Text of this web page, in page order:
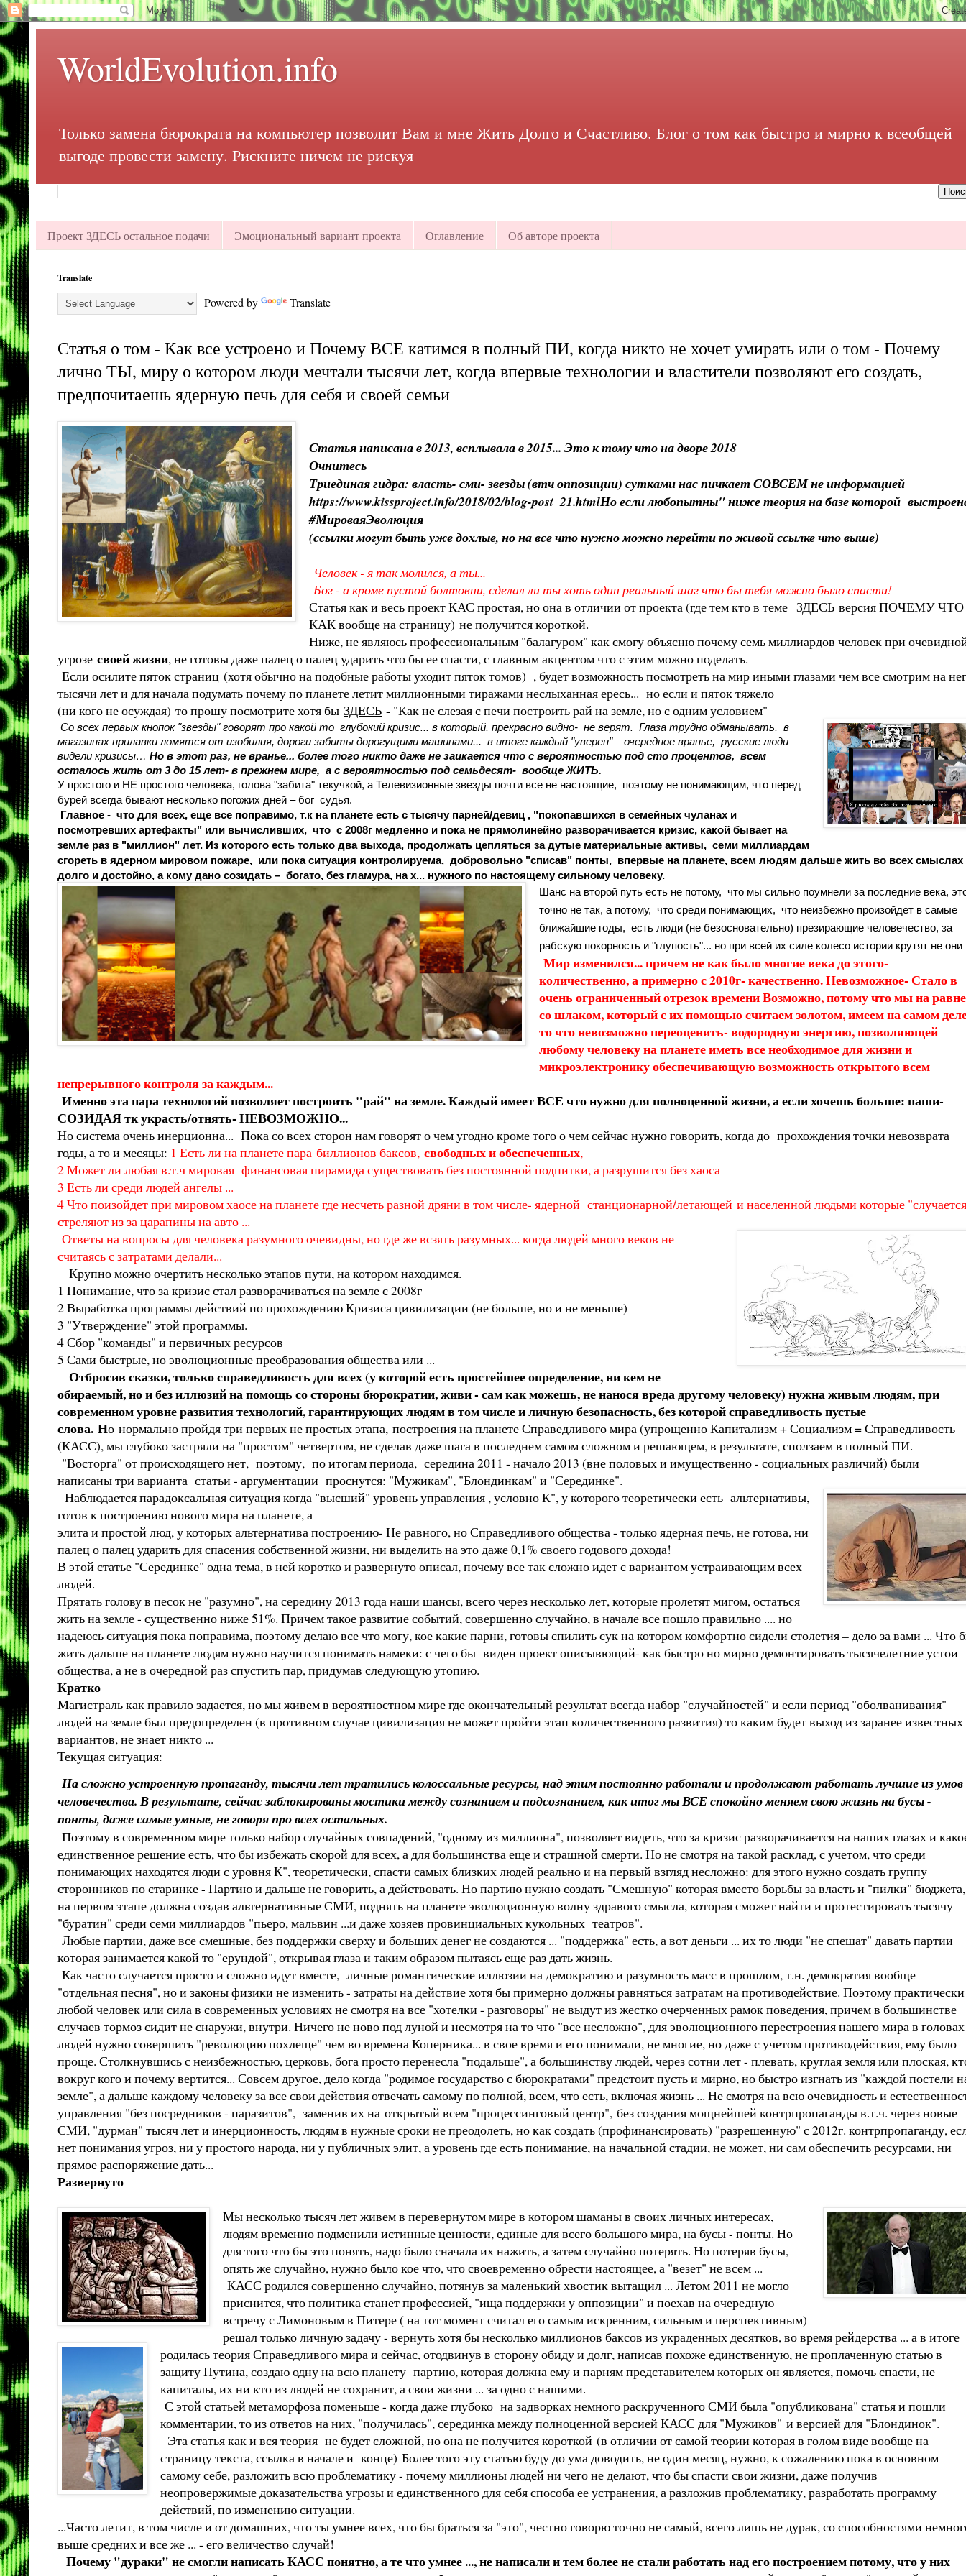
WorldEvolution.info
Только замена бюрократа на компьютер позволит Вам и мне Жить Долго и Счастливо. Блог о том как быстро и мирно к всеобщей
выгоде провести замену. Рискните ничем не рискуя
Проект ЗДЕСЬ остальное подачи Эмоциональный вариант проекта Оглавление Об авторе проекта
Translate
Powered by Translate
Статья о том - Как все устроено и Почему ВСЕ катимся в полный ПИ, когда никто не хочет умирать или о том - Почему
лично ТЫ, миру о котором люди мечтали тысячи лет, когда впервые технологии и властители позволяют его создать,
предпочитаешь ядерную печь для себя и своей семьи
Статья написана в 2013, всплывала в 2015... Это к тому что на дворе 2018
Очнитесь
Триединая гидра: власть- сми- звезды (втч оппозиции) сутками нас пичкает СОВСЕМ не информацией
https://www.kissproject.info/2018/02/blog-post_21.htmlНо если любопытны" ниже теория на базе которой
#МироваяЭволюция
(ссылки могут быть уже дохлые, но на все что нужно можно перейти по живой ссылке что выше)
Человек - я так молился, а ты...
Бог - а кроме пустой болтовни, сделал ли ты хоть один реальный шаг что бы тебя можно было спасти!
Статья как и весь проект КАС простая, но она в отличии от проекта (где тем кто в теме ЗДЕСЬ версия ПОЧЕМУ ЧТО
КАК вообще на страницу) не получится короткой.
Ниже, не являюсь профессиональным "балагуром" как смогу объясню почему семь миллиардов человек при
угрозе своей жизни, не готовы даже палец о палец ударить что бы ее спасти, с главным акцентом что с этим можно поделать.
Если осилите пяток страниц (хотя обычно на подобные работы уходит пяток томов) , будет возможность посмотреть на мир иными глазами чем все смотрим на
тысячи лет и для начала подумать почему по планете летит миллионными тиражами неслыханная ересь... но если и пяток тяжело
(ни кого не осуждая) то прошу посмотрите хотя бы ЗДЕСЬ - "Как не слезая с печи построить рай на земле, но с одним условием"
Со всех первых кнопок "звезды" говорят про какой то  глубокий кризис... в который, прекрасно видно-  не верят.  Глаза трудно обманывать,  в
магазинах прилавки ломятся от изобилия, дороги забиты дорогущими машинами...  в итоге каждый "уверен" – очередное вранье,  русские люди
видели кризисы… Но в этот раз, не вранье... более того никто даже не заикается что с вероятностью под сто процентов,  всем
осталось жить от 3 до 15 лет- в прежнем мире,  а с вероятностью под семьдесят-  вообще ЖИТЬ.
У простого и НЕ простого человека, голова "забита" текучкой, а Телевизионные звезды почти все не настоящие,  поэтому не понимающим, что перед
бурей всегда бывают несколько погожих дней – бог  судья.
посмотревших артефакты" или вычисливших,  что  с 2008г медленно и пока не прямолинейно разворачивается кризис, какой бывает на
земле раз в "миллион" лет. Из которого есть только два выхода, продолжать цепляться за дутые материальные активы,  семи миллиардам
сгореть в ядерном мировом пожаре,  или пока ситуация контролируема,  добровольно "списав" понты,  впервые на планете, всем людям дальше жить во всех смыслах
долго и достойно, а кому дано созидать –  богато, без гламура, на х... нужного по настоящему сильному человеку.
Шанс на второй путь есть не потому,  что мы сильно поумнели за последние века,
точно не так, а потому,  что среди понимающих,  что неизбежно произойдет в самые
ближайшие годы,  есть люди (не безосновательно) презирающие человечество, за
рабскую покорность и "глупость"... но при всей их силе
Мир изменился... причем не как было многие века до этого-
количественно, а примерно с 2010г- качественно. Невозможное- Стало в
очень ограниченный отрезок времени Возможно, потому что мы на равне
со шлаком, который с их помощью считаем золотом, имеем на самом
то что невозможно переоценить- водородную энергию, позволяющей
любому человеку на планете иметь все необходимое для жизни и
микроэлектронику обеспечивающую возможность открытого всем
непрерывного контроля за каждым...
Именно эта пара технологий позволяет построить "рай" на земле. Каждый имеет ВСЕ что нужно для полноценной жизни, а если хочешь больше: паши-
СОЗИДАЯ тк украсть/отнять- НЕВОЗМОЖНО...
Но система очень инерционна... Пока со всех сторон нам говорят о чем угодно кроме того о чем сейчас нужно говорить, когда до прохождения точки невозврата
годы, а то и месяцы: 1 Есть ли на планете пара биллионов баксов, свободных и обеспеченных,
2 Может ли любая в.т.ч мировая финансовая пирамида существовать без постоянной подпитки, а разрушится без хаоса
3 Есть ли среди людей ангелы ...
4 Что поизойдет при мировом хаосе на планете где несчеть разной дряни в том числе- ядерной станционарной/летающей и населенной людьми которые
стреляют из за царапины на авто ...
Ответы на вопросы для человека разумного очевидны, но где же всзять разумных... когда людей много веков не
считаясь с затратами делали...
Крупно можно очертить несколько этапов пути, на котором находимся.
1 Понимание, что за кризис стал разворачиваться на земле с 2008г
2 Выработка программы действий по прохождению Кризиса цивилизации (не больше, но и не меньше)
3 "Утверждение" этой программы.
4 Сбор "команды" и первичных ресурсов
5 Сами быстрые, но эволюционные преобразования общества или ...
Отбросив сказки, только справедливость для всех (у которой есть простейшее определение, ни кем не
обираемый, но и без иллюзий на помощь со стороны бюрократии, живи - сам как можешь, не нанося вреда другому человеку) нужна живым людям, при
современном уровне развития технологий, гарантирующих людям в том числе и личную безопасность, без которой справедливость пустые
слова. Но нормально пройдя три первых не простых этапа, построения на планете Справедливого мира (упрощенно Капитализм + Социализм = Справедливость
(КАСС), мы глубоко застряли на "простом" четвертом, не сделав даже шага в последнем самом сложном и решающем, в результате, сползаем в полный ПИ.
"Восторга" от происходящего нет, поэтому, по итогам периода, середина 2011 - начало 2013 (вне половых и имущественно - социальных различий) были
написаны три варианта статьи - аргументации проснутся: "Мужикам", "Блондинкам" и "Серединке".
Наблюдается парадоксальная ситуация когда "высший" уровень управления , условно К", у которого теоретически есть альтернативы,
готов к построению нового мира на планете, а
элита и простой люд, у которых альтернатива построению- Не равного, но Справедливого общества - только ядерная печь, не готова, ни
палец о палец ударить для спасения собственной жизни, ни выделить на это даже 0,1% своего годового дохода!
В этой статье "Серединке" одна тема, в ней коротко и развернуто описал, почему все так сложно идет с вариантом устраивающим всех
людей.
Прятать голову в песок не "разумно", на середину 2013 года наши шансы, всего через несколько лет, которые пролетят мигом, остаться
жить на земле - существенно ниже 51%. Причем такое развитие событий, совершенно случайно, в начале все пошло правильно .... но
надеюсь ситуация пока поправима, поэтому делаю все что могу, кое какие парни, готовы спилить сук на котором комфортно сидели столетия – дело за вами ... Что
жить дальше на планете людям нужно научится понимать намеки: с чего бы виден проект описывющий- как быстро но мирно демонтировать тысячелетние устои
общества, а не в очередной раз спустить пар, придумав следующую утопию.
Кратко
Магистраль как правило задается, но мы живем в вероятностном мире где окончательный результат всегда набор "случайностей" и если период "оболванивания"
людей на земле был предопределен (в противном случае цивилизация не может пройти этап количественного развития) то каким будет выход из заранее известных
вариантов, не знает никто ...
Текущая ситуация:
На сложно устроенную пропаганду, тысячи лет тратились колоссальные ресурсы, над этим постоянно работали и продолжают работать лучшие из умов
человечества. В результате, сейчас заблокированы мостики между сознанием и подсознанием, как итог мы ВСЕ спокойно меняем свою жизнь на бусы -
понты, даже самые умные, не говоря про всех остальных.
Поэтому в современном мире только набор случайных совпадений, "одному из миллиона", позволяет видеть, что за кризис разворачивается на наших глазах и
единственное решение есть, что бы избежать скорой для всех, а для большинства еще и страшной смерти. Но не смотря на такой расклад, с учетом, что среди
понимающих находятся люди с уровня К", теоретически, спасти самых близких людей реально и на первый взгляд несложно: для этого нужно создать группу
сторонников по старинке - Партию и дальше не говорить, а действовать. Но партию нужно создать "Смешную" которая вместо борьбы за власть и "пилки" бюджета,
на первом этапе должна создав альтернативные СМИ, поднять на планете эволюционную волну здравого смысла, которая сможет найти и протестировать тысячу
"буратин" среди семи миллиардов "пьеро, мальвин ...и даже хозяев провинциальных кукольных театров".
Любые партии, даже все смешные, без поддержки сверху и больших денег не создаются ... "поддержка" есть, а вот деньги ... их то люди "не спешат" давать партии
которая занимается какой то "ерундой", открывая глаза и таким образом пытаясь еще раз дать жизнь.
Как часто случается просто и сложно идут вместе, личные романтические иллюзии на демократию и разумность масс в прошлом, т.н. демократия вообще
"отдельная песня", но и законы физики не изменить - затраты на действие хотя бы примерно должны равняться затратам на противодействие. Поэтому практически
любой человек или сила в современных условиях не смотря на все "хотелки - разговоры" не выдут из жестко очерченных рамок поведения, причем в большинстве
случаев тормоз сидит не снаружи, внутри. Ничего не ново под луной и несмотря на то что "все несложно", для эволюционного перестроения нашего мира в головах
людей нужно совершить "революцию похлеще" чем во времена Коперника... в свое время и его понимали, не многие, но даже с учетом противодействия, ему было
проще. Столкнувшись с неизбежностью, церковь, бога просто перенесла "подальше", а большинству людей, через сотни лет - плевать, круглая земля или плоская,
вокруг кого и почему вертится... Совсем другое, дело когда "родимое государство с бюрократами" предстоит пусть и мирно, но быстро изгнать из "каждой постели
земле", а дальше каждому человеку за все свои действия отвечать самому по полной, всем, что есть, включая жизнь ... Не смотря на всю очевидность и
управления "без посредников - паразитов", заменив их на открытый всем "процессинговый центр", без создания мощнейшей контрпропаганды в.т.ч. через новые
СМИ, "дурман" тысяч лет и инерционность, людям в нужные сроки не преодолеть, но как создать (профинансировать) "разрешенную" с 2012г. контрпропаганду,
нет понимания угроз, ни у простого народа, ни у публичных элит, а уровень где есть понимание, на начальной стадии, не может, ни сам обеспечить ресурсами, ни
прямое распоряжение дать...
Развернуто
Мы несколько тысяч лет живем в перевернутом мире в котором шаманы в своих личных интересах,
людям временно подменили истинные ценности, единые для всего большого мира, на бусы - понты. Но
для того что бы это понять, надо было сначала их нажить, а затем случайно потерять. Но потеряв бусы,
опять же случайно, нужно было кое что, что своевременно обрести настоящее, а "везет" не всем ...
КАСС родился совершенно случайно, потянув за маленький хвостик вытащил ... Летом 2011 не могло
приснится, что политика станет профессией, "ища поддержки у оппозиции" и поехав на очередную
встречу с Лимоновым в Питере ( на тот момент считал его самым искренним, сильным и перспективным)
решал только личную задачу - вернуть хотя бы несколько миллионов баксов из украденных десятков, во время рейдерства ... а в итоге
родилась теория Справедливого мира и сейчас, отодвинув в сторону обиду и долг, написав похоже единственную, не проплаченную статью в
защиту Путина, создаю одну на всю планету партию, которая должна ему и парням представителем которых он является, помочь спасти, не
капиталы, их ни кто из людей не сохранит, а свои жизни ... за одно с нашими.
С этой статьей метаморфоза поменьше - когда даже глубоко на задворках немного раскрученного СМИ была "опубликована" статья и пошли
комментарии, то из ответов на них, "получилась", серединка между полноценной версией КАСС для "Мужиков" и версией для "Блондинок".
Эта статья как и вся теория не будет сложной, но она не получится короткой (в отличии от самой теории которая в голом виде вообще на
страницу текста, ссылка в начале и конце) Более того эту статью буду до ума доводить, не один месяц, нужно, к сожалению пока в основном
самому себе, разложить всю проблематику - почему миллионы людей ни чего не делают, что бы спасти свои жизни, даже получив
неопровержимые доказательства угрозы и единственного для себя способа ее устранения, а разложив проблематику, разработать программу
действий, по изменению ситуации.
...Часто летит, в том числе и от домашних, что ты умнее всех, что бы браться за "это", честно говорю точно не самый, всего лишь не дурак, со способностями
выше средних и все же ... - его величество случай!
Почему "дураки" не смогли написать КАСС понятно, а те что умнее ..., не написали и тем более не стали работать над его построением потому, что у них